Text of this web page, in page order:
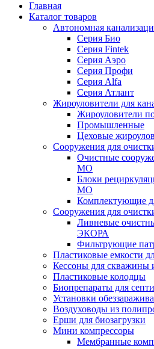
Главная
Каталог товаров
Автономная
Серия Био
Серия Fintek
Серия Аэро
Серия Профи
Серия Alfa
Серия Атлант
Жироуловители для
Жироуловители
Промышленные
Цеховые
Сооружения для
Очистные
МО
Блоки
МО
Комплектующие
Сооружения для
Ливневые
ЭКОРА
Фильтрующие
Пластиковые емкости
Кессоны для скважины
Пластиковые колодцы
Биопрепараты для
Установки
Воздуховоды из
Ерши для биозагрузки
Мини компрессоры
Мембранные